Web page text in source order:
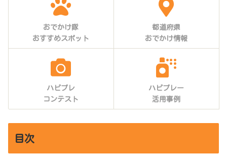
おでかけ隊
おすすめスポット
都道府県
おでかけ情報
ハピプレ
コンテスト
ハピプレー
活用事例
目次